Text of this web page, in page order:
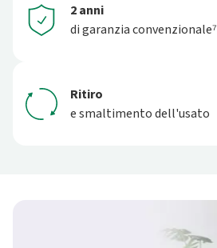
2 anni
di garanzia convenzionale⁷
Ritiro
e smaltimento dell'usato